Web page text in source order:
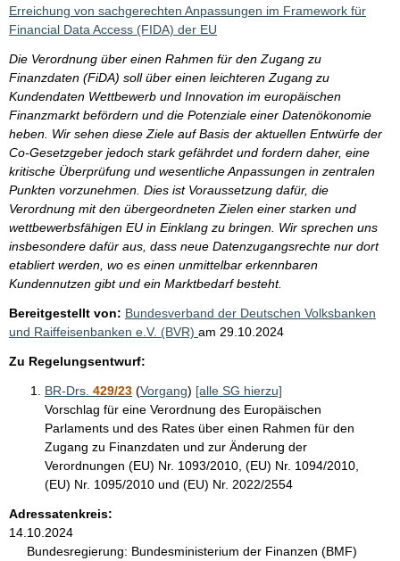
Erreichung von sachgerechten Anpassungen im Framework für
Financial Data Access (FIDA) der EU
Die Verordnung über einen Rahmen für den Zugang zu
Finanzdaten (FiDA) soll über einen leichteren Zugang zu
Kundendaten Wettbewerb und Innovation im europäischen
Finanzmarkt befördern und die Potenziale einer Datenökonomie
heben. Wir sehen diese Ziele auf Basis der aktuellen Entwürfe der
Co-Gesetzgeber jedoch stark gefährdet und fordern daher, eine
kritische Überprüfung und wesentliche Anpassungen in zentralen
Punkten vorzunehmen. Dies ist Voraussetzung dafür, die
Verordnung mit den übergeordneten Zielen einer starken und
wettbewerbsfähigen EU in Einklang zu bringen. Wir sprechen uns
insbesondere dafür aus, dass neue Datenzugangsrechte nur dort
etabliert werden, wo es einen unmittelbar erkennbaren
Kundennutzen gibt und ein Marktbedarf besteht.
Bereitgestellt von: Bundesverband der Deutschen Volksbanken
und Raiffeisenbanken e.V. (BVR) am 29.10.2024
Zu Regelungsentwurf:
BR-Drs. 429/23 (Vorgang) [alle SG hierzu]
Vorschlag für eine Verordnung des Europäischen
Parlaments und des Rates über einen Rahmen für den
Zugang zu Finanzdaten und zur Änderung der
Verordnungen (EU) Nr. 1093/2010, (EU) Nr. 1094/2010,
(EU) Nr. 1095/2010 und (EU) Nr. 2022/2554
Adressatenkreis:
14.10.2024
Bundesregierung: Bundesministerium der Finanzen (BMF)